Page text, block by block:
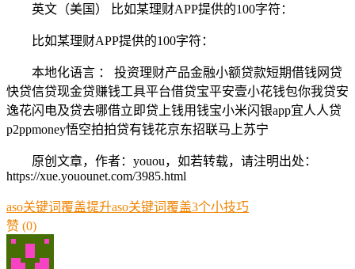
英文（美国） 比如某理财APP提供的100字符：
比如某理财APP提供的100字符：
本地化语言 ： 投资理财产品金融小额贷款短期借钱网贷
快贷信贷现金贷赚钱工具平台借贷宝平安壹小花钱包你我贷安
逸花闪电及贷去哪借立即贷上钱用钱宝小米闪银app宜人人贷
p2ppmoney悟空拍拍贷有钱花京东招联马上苏宁
原创文章，作者：youou，如若转载，请注明出处：
https://xue.youounet.com/3985.html
aso关键词覆盖提升aso关键词覆盖3个小技巧
赞 (0)